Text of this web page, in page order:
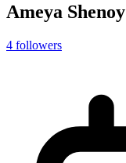
Ameya Shenoy
4 followers